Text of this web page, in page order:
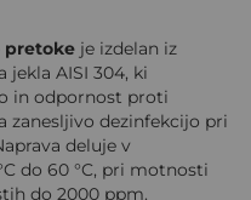
pretoke je izdelan iz
jekla AISI 304, ki
in odpornost proti
zanesljivo dezinfekcijo pri
deluje v
do 60 °C, pri motnosti
do 2000 ppm.